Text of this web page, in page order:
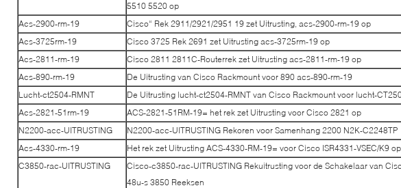
5510 5520 op
Acs-2900-rm-19
Cisco“ Rek 2911/2921/2951 19 zet Uitrusting, acs-2900-rm-19 op
Acs-3725rm-19
Cisco 3725 Rek 2691 zet Uitrusting acs-3725rm-19 op
Acs-2811-rm-19
Cisco 2811 2811C-Routerrek zet Uitrusting acs-2811-rm-19 op
Acs-890-rm-19
De Uitrusting van Cisco Rackmount voor 890 acs-890-rm-19
Lucht-ct2504-RMNT
De Uitrusting lucht-ct2504-RMNT van Cisco Rackmount voor lucht-
Acs-2821-51rm-19
ACS-2821-51RM-19= het rek zet Uitrusting voor Cisco 2821 op
N2200-acc-UITRUSTING
N2200-acc-UITRUSTING Rekoren voor Samenhang 2200 N2K-C2248TP
Acs-4330-rm-19
Het rek zet Uitrusting ACS-4330-RM-19= voor Cisco ISR4331-VSEC/K9 op
C3850-rac-UITRUSTING
Cisco-c3850-rac-UITRUSTING Rekuitrusting voor de Schakelaar van
48u-s 3850 Reeksen